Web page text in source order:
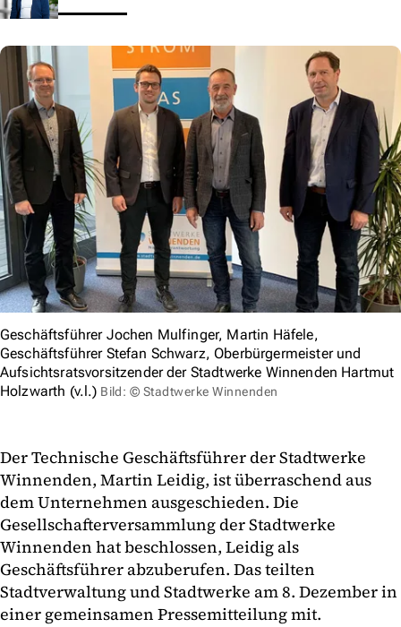
Geschäftsführer Jochen Mulfinger, Martin Häfele,
Geschäftsführer Stefan Schwarz, Oberbürgermeister und
Aufsichtsratsvorsitzender der Stadtwerke Winnenden Hartmut
Holzwarth (v.l.) Bild: © Stadtwerke Winnenden
Der Technische Geschäftsführer der Stadtwerke
Winnenden, Martin Leidig, ist überraschend aus
dem Unternehmen ausgeschieden. Die
Gesellschafterversammlung der Stadtwerke
Winnenden hat beschlossen, Leidig als
Geschäftsführer abzuberufen. Das teilten
Stadtverwaltung und Stadtwerke am 8. Dezember in
einer gemeinsamen Pressemitteilung mit.